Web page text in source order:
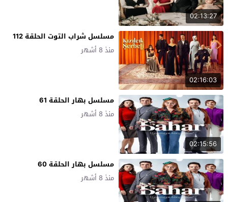
02:13:27
02:16:03
مسلسل شراب التوت الحلقة 112
منذ 8 أشهر
02:15:56
مسلسل بهار الحلقة 61
منذ 8 أشهر
مسلسل بهار الحلقة 60
منذ 8 أشهر